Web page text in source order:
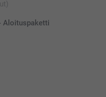
Aloituspaketti